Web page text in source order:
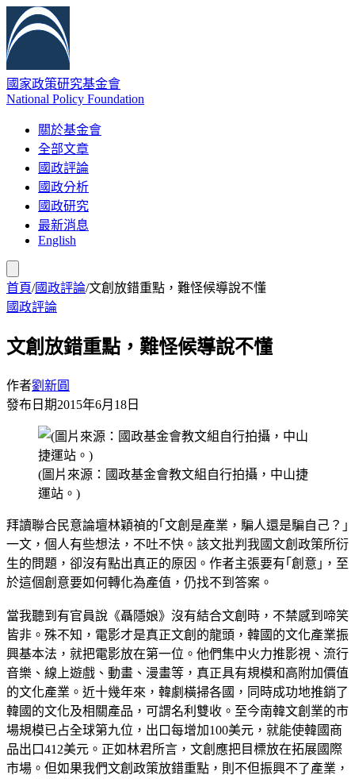
國家政策研究基金會
National Policy Foundation
關於基金會
全部文章
國政評論
國政分析
國政研究
最新消息
English
首頁/國政評論/文創放錯重點，難怪候導說不懂
國政評論
文創放錯重點，難怪候導說不懂
作者劉新圓
發布日期2015年6月18日
(圖片來源：國政基金會教文組自行拍攝，中山捷
運站。)
拜讀聯合民意論壇林穎禎的｢文創是產業，騙人還是騙自己？｣
一文，個人有些想法，不吐不快。該文批判我國文創政策所衍
生的問題，卻沒有點出真正的原因。作者主張要有｢創意｣，至
於這個創意要如何轉化為產值，仍找不到答案。
當我聽到有官員說《聶隱娘》沒有結合文創時，不禁感到啼笑
皆非。殊不知，電影才是真正文創的龍頭，韓國的文化產業振
興基本法，就把電影放在第一位。他們集中火力推影視、流行
音樂、線上遊戲、動畫、漫畫等，真正具有規模和高附加價值
的文化產業。近十幾年來，韓劇橫掃各國，同時成功地推銷了
韓國的文化及相關產品，可謂名利雙收。至今南韓文創業的市
場規模已占全球第九位，出口每增加100美元，就能使韓國商
品出口412美元。正如林君所言，文創應把目標放在拓展國際
市場。但如果我們文創政策放錯重點，則不但振興不了產業，